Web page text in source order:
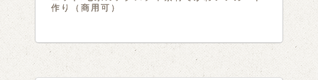
作り（商用可）